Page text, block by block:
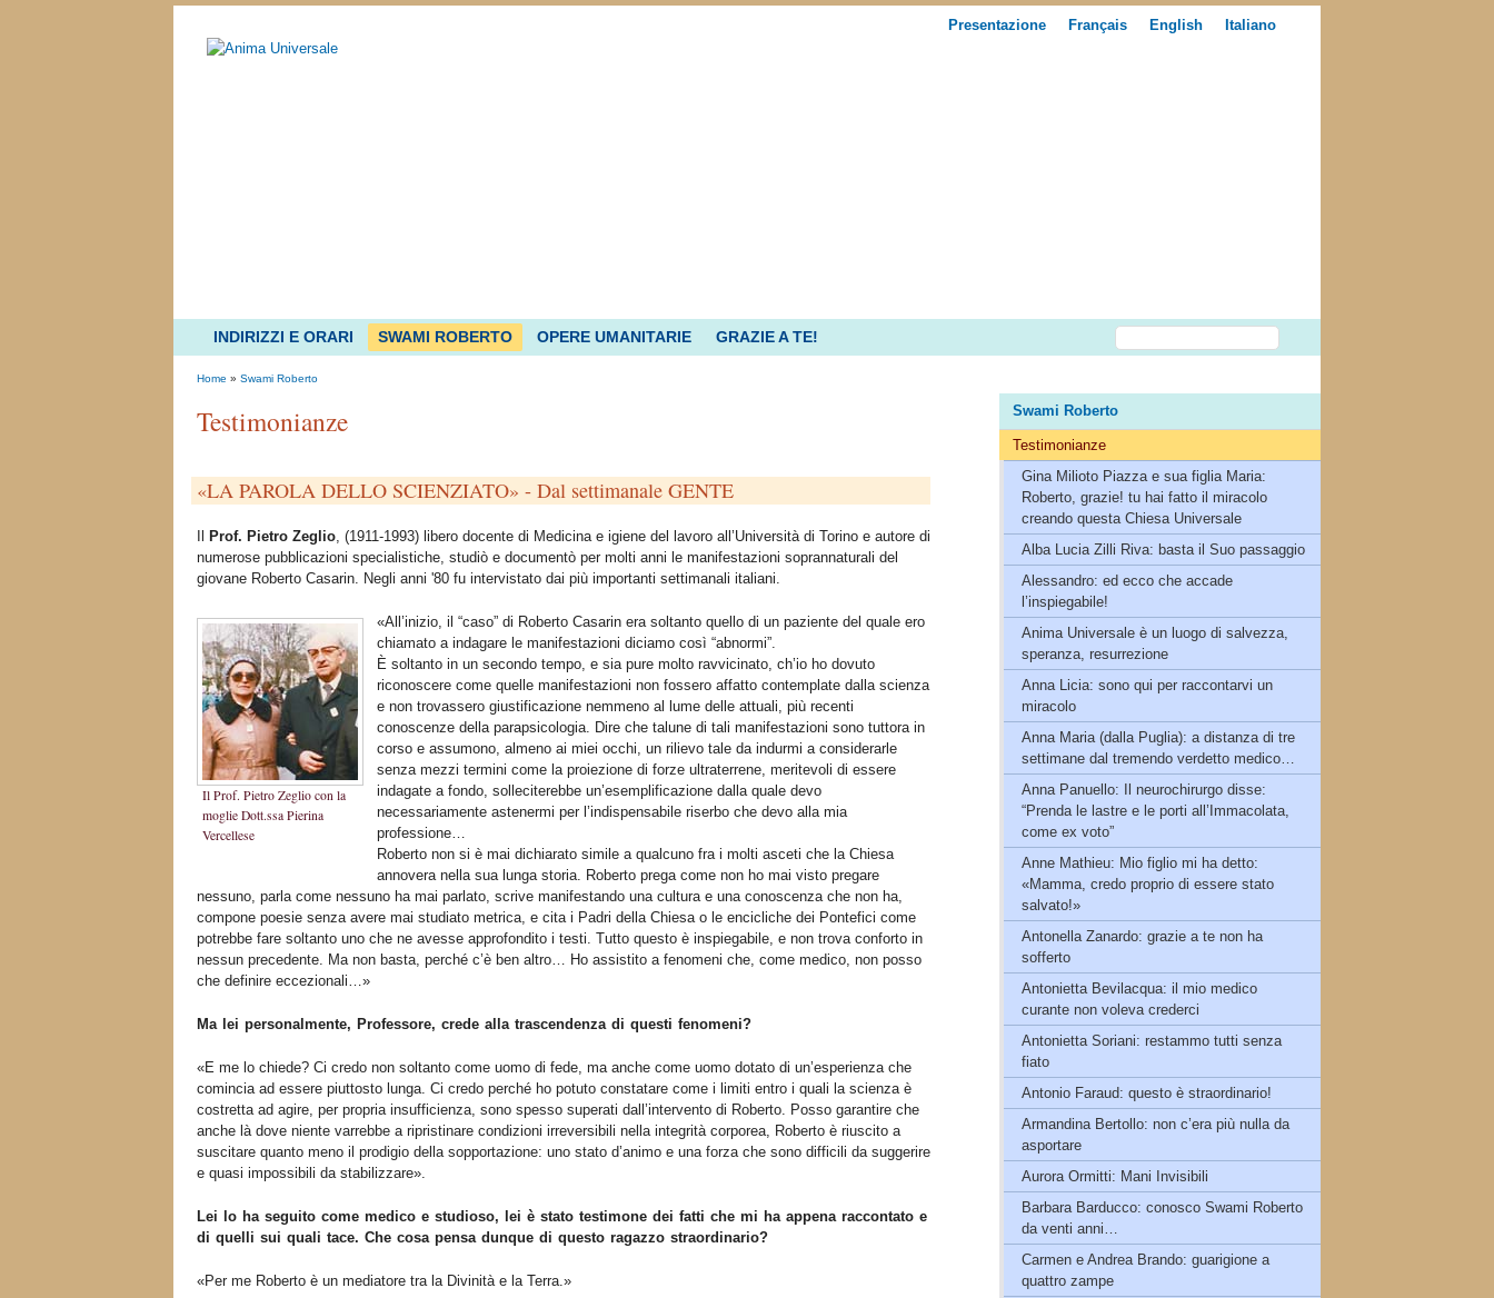
Italiano
English
Français
Presentazione
INDIRIZZI E ORARI SWAMI ROBERTO OPERE UMANITARIE GRAZIE A TE!
Testimonianze
«LA PAROLA DELLO SCIENZIATO» - Dal settimanale GENTE
Il Prof. Pietro Zeglio , (1911-1993) libero docente di Medicina e igiene del lavoro all’Università di Torino e autore di
numerose pubblicazioni specialistiche, studiò e documentò per molti anni le manifestazioni soprannaturali del
giovane Roberto Casarin. Negli anni '80 fu intervistato dai più importanti settimanali italiani.
Il Prof. Pietro Zeglio con la
moglie Dott.ssa Pierina
Vercellese
«All’inizio, il “caso” di Roberto Casarin era soltanto quello di un paziente del quale ero
chiamato a indagare le manifestazioni diciamo così “abnormi”.
È soltanto in un secondo tempo, e sia pure molto ravvicinato, ch’io ho dovuto
riconoscere come quelle manifestazioni non fossero affatto contemplate dalla scienza
e non trovassero giustificazione nemmeno al lume delle attuali, più recenti
conoscenze della parapsicologia. Dire che talune di tali manifestazioni sono tuttora in
corso e assumono, almeno ai miei occhi, un rilievo tale da indurmi a considerarle
senza mezzi termini come la proiezione di forze ultraterrene, meritevoli di essere
indagate a fondo, solleciterebbe un’esemplificazione dalla quale devo
necessariamente astenermi per l’indispensabile riserbo che devo alla mia
professione…
Roberto non si è mai dichiarato simile a qualcuno fra i molti asceti che la Chiesa
annovera nella sua lunga storia. Roberto prega come non ho mai visto pregare
nessuno, parla come nessuno ha mai parlato, scrive manifestando una cultura e una conoscenza che non ha,
compone poesie senza avere mai studiato metrica, e cita i Padri della Chiesa o le encicliche dei Pontefici come
potrebbe fare soltanto uno che ne avesse approfondito i testi. Tutto questo è inspiegabile, e non trova conforto in
nessun precedente. Ma non basta, perché c’è ben altro… Ho assistito a fenomeni che, come medico, non posso
che definire eccezionali…»
Ma lei personalmente, Professore, crede alla trascendenza di questi fenomeni?
«E me lo chiede? Ci credo non soltanto come uomo di fede, ma anche come uomo dotato di un’esperienza che
comincia ad essere piuttosto lunga. Ci credo perché ho potuto constatare come i limiti entro i quali la scienza è
costretta ad agire, per propria insufficienza, sono spesso superati dall’intervento di Roberto. Posso garantire che
anche là dove niente varrebbe a ripristinare condizioni irreversibili nella integrità corporea, Roberto è riuscito a
suscitare quanto meno il prodigio della sopportazione: uno stato d’animo e una forza che sono difficili da suggerire
e quasi impossibili da stabilizzare».
Lei lo ha seguito come medico e studioso, lei è stato testimone dei fatti che mi ha appena raccontato e
di quelli sui quali tace. Che cosa pensa dunque di questo ragazzo straordinario?
«Per me Roberto è un mediatore tra la Divinità e la Terra.»
Swami Roberto
Testimonianze
Gina Milioto Piazza e sua figlia Maria:
Roberto, grazie! tu hai fatto il miracolo
creando questa Chiesa Universale
Alba Lucia Zilli Riva: basta il Suo passaggio
Alessandro: ed ecco che accade
l’inspiegabile!
Anima Universale è un luogo di salvezza,
speranza, resurrezione
Anna Licia: sono qui per raccontarvi un
miracolo
Anna Maria (dalla Puglia): a distanza di tre
settimane dal tremendo verdetto medico…
Anna Panuello: Il neurochirurgo disse:
“Prenda le lastre e le porti all’Immacolata,
come ex voto”
Anne Mathieu: Mio figlio mi ha detto:
«Mamma, credo proprio di essere stato
salvato!»
Antonella Zanardo: grazie a te non ha
sofferto
Antonietta Bevilacqua: il mio medico
curante non voleva crederci
Antonietta Soriani: restammo tutti senza
fiato
Antonio Faraud: questo è straordinario!
Armandina Bertollo: non c’era più nulla da
asportare
Aurora Ormitti: Mani Invisibili
Barbara Barducco: conosco Swami Roberto
da venti anni…
Carmen e Andrea Brando: guarigione a
quattro zampe
Home » Swami Roberto